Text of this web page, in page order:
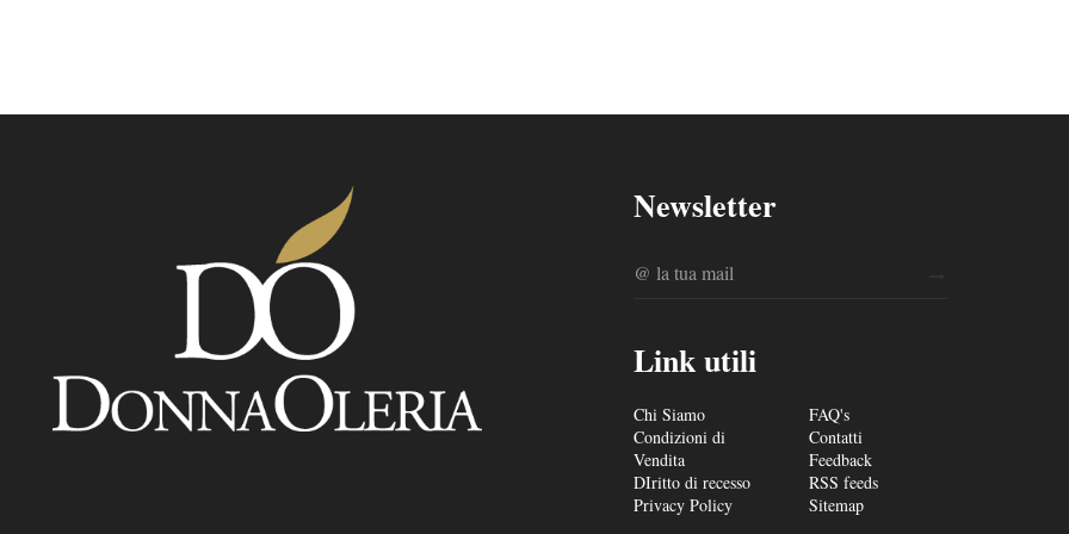
Newsletter
Link utili
Chi Siamo
Condizioni di
Vendita
DIritto di recesso
Privacy Policy
FAQ's
Contatti
Feedback
RSS feeds
Sitemap